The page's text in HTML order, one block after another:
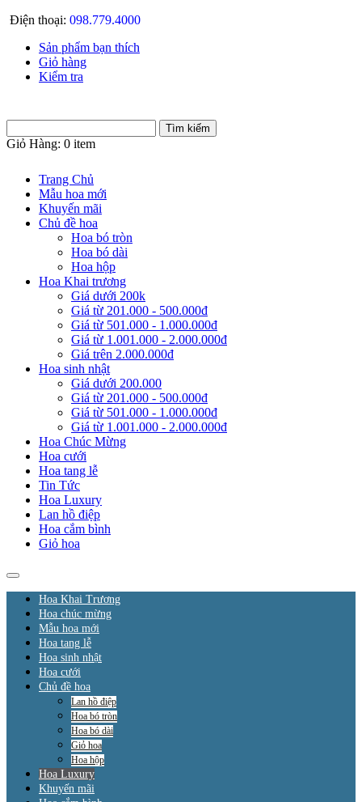
Điện thoại: 098.779.4000
Sản phẩm bạn thích
Giỏ hàng
Kiểm tra
Giỏ Hàng: 0 item
Trang Chủ
Mẫu hoa mới
Khuyến mãi
Chủ đề hoa
Hoa bó tròn
Hoa bó dài
Hoa hộp
Hoa Khai trương
Giá dưới 200k
Giá từ 201.000 - 500.000đ
Giá từ 501.000 - 1.000.000đ
Giá từ 1.001.000 - 2.000.000đ
Giá trên 2.000.000đ
Hoa sinh nhật
Giá dưới 200.000
Giá từ 201.000 - 500.000đ
Giá từ 501.000 - 1.000.000đ
Giá từ 1.001.000 - 2.000.000đ
Hoa Chúc Mừng
Hoa cưới
Hoa tang lễ
Tin Tức
Hoa Luxury
Lan hồ điệp
Hoa cắm bình
Giỏ hoa
Hoa Khai Trương
Hoa chúc mừng
Mẫu hoa mới
Hoa tang lễ
Hoa sinh nhật
Hoa cưới
Chủ đề hoa
Lan hồ điệp
Hoa bó tròn
Hoa bó dài
Giỏ hoa
Hoa hộp
Hoa Luxury
Khuyến mãi